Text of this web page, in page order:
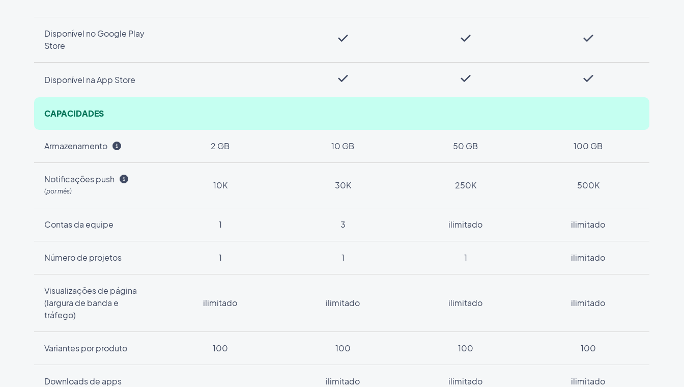
Disponível no Google Play
Store
Disponível na App Store
CAPACIDADES
Armazenamento 2 GB 10 GB 50 GB 100 GB
Notificações push
(por mês)
10K 30K 250K 500K
Contas da equipe 1 3 ilimitado ilimitado
Número de projetos 1 1 1 ilimitado
Visualizações de página
(largura de banda e
tráfego)
ilimitado ilimitado ilimitado ilimitado
Variantes por produto 100 100 100 100
Downloads de apps ilimitado ilimitado ilimitado